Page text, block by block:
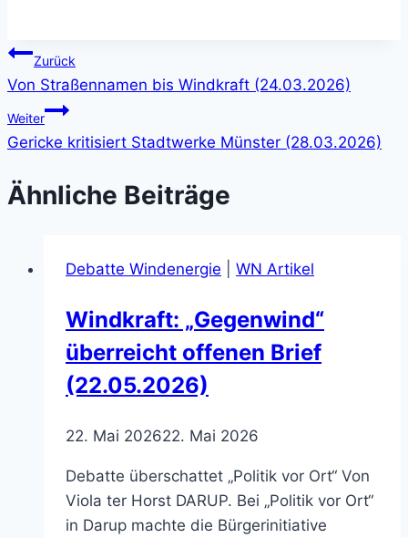
Beitragsnavigation
Zurück
Von Straßennamen bis Windkraft (24.03.2026)
Weiter
Gericke kritisiert Stadtwerke Münster (28.03.2026)
Ähnliche Beiträge
Debatte Windenergie WN Artikel
Windkraft: „Gegenwind“
überreicht offenen Brief
(22.05.2026)
22. Mai 202622. Mai 2026
Debatte überschattet „Politik vor Ort“ Von
Viola ter Horst DARUP. Bei „Politik vor Ort“
in Darup machte die Bürgerinitiative